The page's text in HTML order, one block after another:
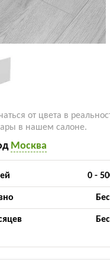
от цвета в
в нашем салоне.
Москва
0 -